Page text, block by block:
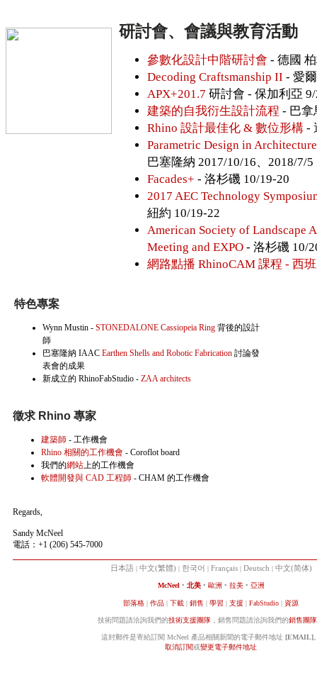
研討會、會議與教育活動
參數化設計中階研討會 - 德國
Decoding Craftsmanship II - 愛
APX+201.7 研討會 - 保加利亞
建築的自我衍生設計流程 - 巴拿
Rhino 設計最佳化 & 數位形構 -
Parametric Design in
巴塞隆納 2017/10/16、2018/7/5
Facades+ - 洛杉磯 10/19-20
2017 AEC Technology
紐約 10/19-22
American Society of Landscape
Meeting and EXPO - 洛杉磯 10/
網路點播 RhinoCAM 課程 - 西
特色專案
Wynn Mustin - STONEDALONE Cassiopeia Ring 背後的設計
師
巴塞隆納 IAAC Earthen Shells and Robotic Fabrication 討論發
表會的成果
新成立的 RhinoFabStudio - ZAA architects
徵求 Rhino 專家
建築師 - 工作機會
Rhino 相關的工作機會 - Coroflot board
我們的網站上的工作機會
軟體開發與 CAD 工程師 - CHAM 的工作機會
Regards,
Sandy McNeel
電話：+1 (206) 545-7000
日本語| 中文(繁體) | 한국어 | Français| Deutsch | 中文(简体)
McNeel• 北美• 歐洲 • 拉美• 亞洲
部落格 | 作品 | 下載 | 銷售 | 學習 | 支援 | FabStudio | 資源
技術問題請洽詢我們的技術支援團隊 ，銷售問題請洽詢我們的銷售團隊
這封郵件是寄給訂閱 McNeel 產品相關新聞的電子郵件地址 [EMAIL]
取消訂閱或變更電子郵件地址